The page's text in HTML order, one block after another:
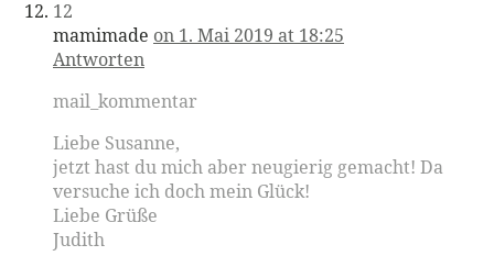
12
mamimade on 1. Mai 2019 at 18:25
Antworten
mail_kommentar
Liebe Susanne,
jetzt hast du mich aber neugierig gemacht! Da
versuche ich doch mein Glück!
Liebe Grüße
Judith